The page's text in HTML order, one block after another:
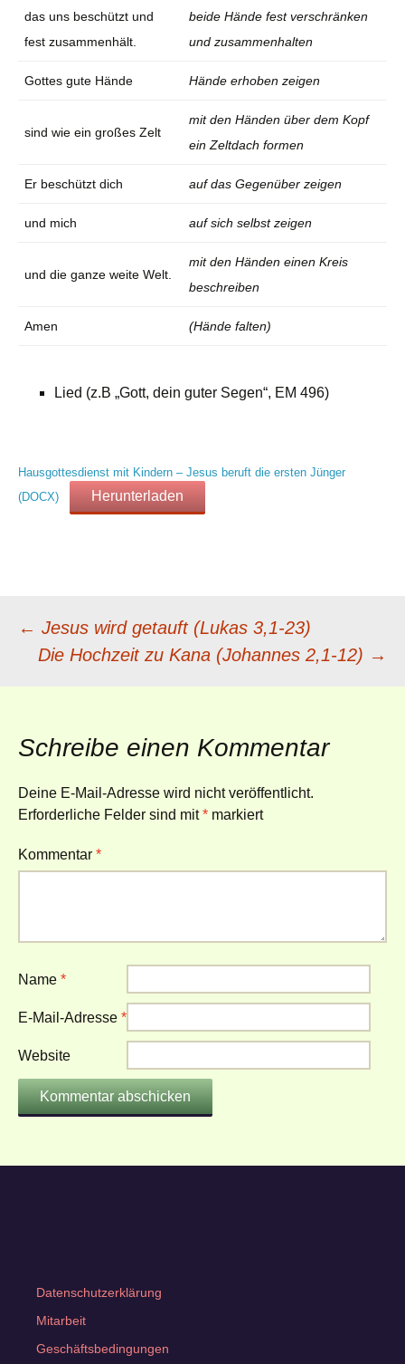
das uns beschützt und
fest zusammenhält.
beide Hände fest verschränken
und zusammenhalten
Gottes gute Hände Hände erhoben zeigen
sind wie ein großes Zelt
mit den Händen über dem Kopf
ein Zeltdach formen
Er beschützt dich auf das Gegenüber zeigen
und mich auf sich selbst zeigen
und die ganze weite Welt.
mit den Händen einen Kreis
beschreiben
Amen (Hände falten)
Lied (z.B „Gott, dein guter Segen“, EM 496)
Hausgottesdienst mit Kindern – Jesus beruft die ersten Jünger
(DOCX)
Herunterladen
Beitragsnavigation
← Jesus wird getauft (Lukas 3,1-23)
Die Hochzeit zu Kana (Johannes 2,1-12) →
Schreibe einen Kommentar
Deine E-Mail-Adresse wird nicht veröffentlicht.
Erforderliche Felder sind mit* markiert
Kommentar *
Name *
E-Mail-Adresse *
Website
Datenschutzerklärung
Mitarbeit
Geschäftsbedingungen